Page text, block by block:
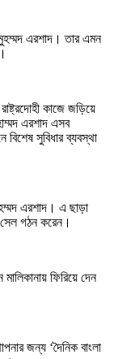
এরশাদ। তার এমন
কাজে জড়িয়ে
এরশাদ এসব
বিশেষ সুবিধার ব্যবস্থা
এরশাদ। এ ছাড়া
গঠন করেন।
ফিরিয়ে দেন
জন্য ‘দৈনিক বাংলা